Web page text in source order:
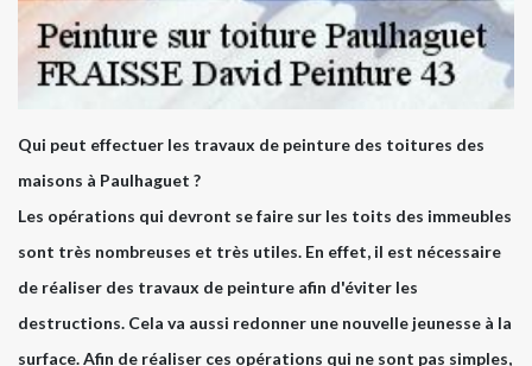
Qui peut effectuer les travaux de peinture des toitures des
maisons à Paulhaguet ?
Les opérations qui devront se faire sur les toits des immeubles
sont très nombreuses et très utiles. En effet, il est nécessaire
de réaliser des travaux de peinture afin d'éviter les
destructions. Cela va aussi redonner une nouvelle jeunesse à la
surface. Afin de réaliser ces opérations qui ne sont pas simples,